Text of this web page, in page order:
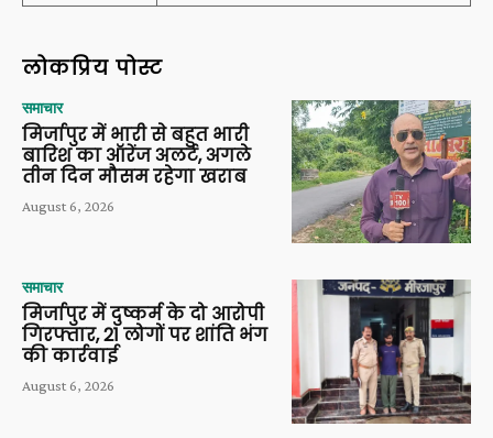
लोकप्रिय पोस्ट
समाचार
मिर्जापुर में भारी से बहुत भारी
बारिश का ऑरेंज अलर्ट, अगले
तीन दिन मौसम रहेगा खराब
August 6, 2026
समाचार
मिर्जापुर में दुष्कर्म के दो आरोपी
गिरफ्तार, 21 लोगों पर शांति भंग
की कार्रवाई
August 6, 2026